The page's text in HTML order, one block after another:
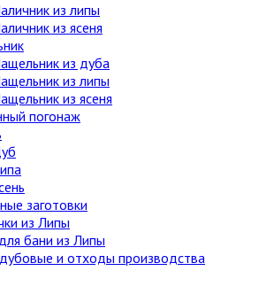
из липы
из ясеня
из дуба
из липы
из ясеня
погонаж
заготовки
из Липы
бани из Липы
и отходы производства